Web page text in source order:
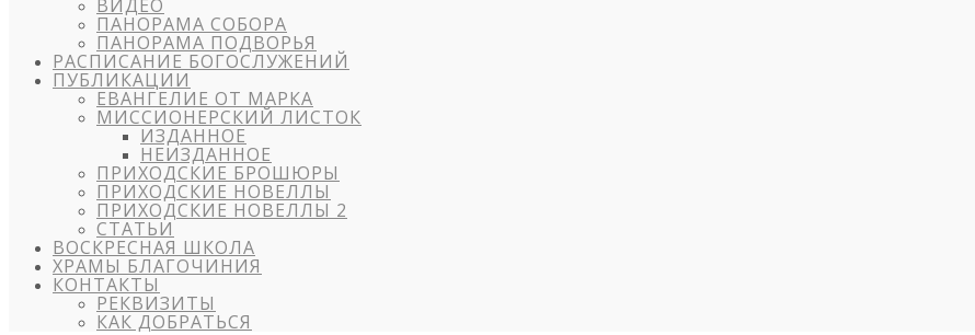
ВИДЕО
ПАНОРАМА СОБОРА
ПАНОРАМА ПОДВОРЬЯ
РАСПИСАНИЕ БОГОСЛУЖЕНИЙ
ПУБЛИКАЦИИ
ЕВАНГЕЛИЕ ОТ МАРКА
МИССИОНЕРСКИЙ ЛИСТОК
ИЗДАННОЕ
НЕИЗДАННОЕ
ПРИХОДСКИЕ БРОШЮРЫ
ПРИХОДСКИЕ НОВЕЛЛЫ
ПРИХОДСКИЕ НОВЕЛЛЫ 2
СТАТЬИ
ВОСКРЕСНАЯ ШКОЛА
ХРАМЫ БЛАГОЧИНИЯ
КОНТАКТЫ
РЕКВИЗИТЫ
КАК ДОБРАТЬСЯ